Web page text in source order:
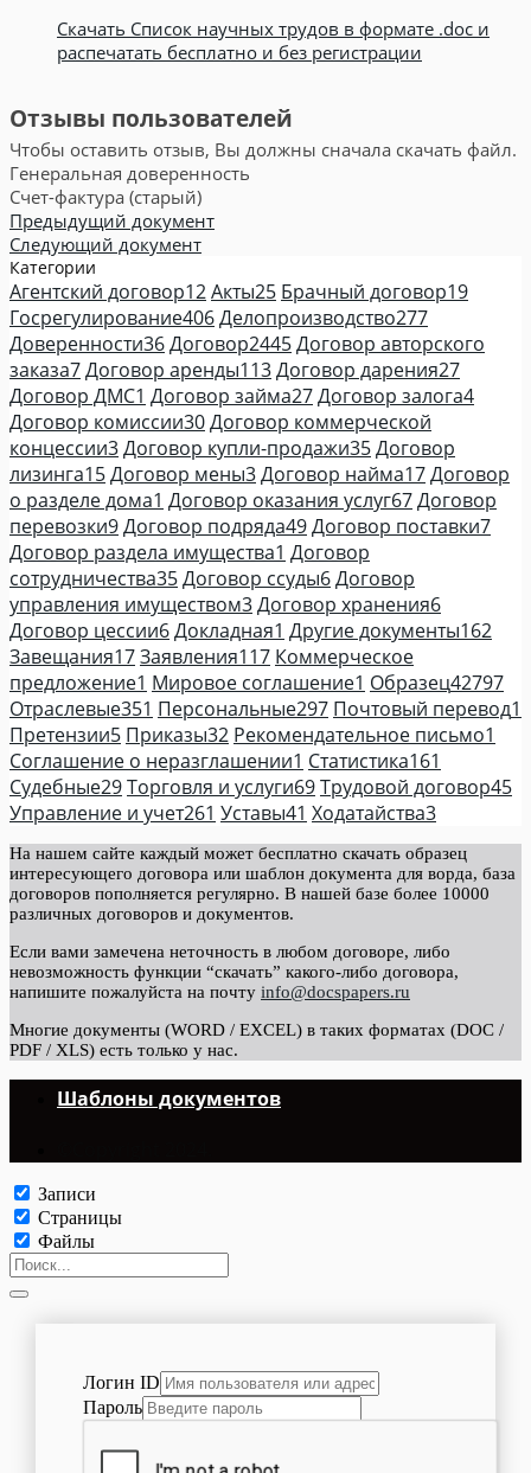
Скачать Список научных трудов в формате .doc и
распечатать бесплатно и без регистрации
Отзывы пользователей
Чтобы оставить отзыв, Вы должны сначала скачать файл.
Генеральная доверенность
Счет-фактура (старый)
Предыдущий документ
Следующий документ
Категории
Агентский договор12Акты25 Брачный договор19
Госрегулирование406Делопроизводство277
Доверенности36Договор2445Договор авторского
заказа7Договор аренды113Договор дарения27
Договор ДМС1 Договор займа27Договор залога4
Договор комиссии30Договор коммерческой
концессии3Договор купли-продажи35Договор
лизинга15Договор мены3Договор найма17Договор
о разделе дома1 Договор оказания услуг67Договор
перевозки9Договор подряда49Договор поставки7
Договор раздела имущества1 Договор
сотрудничества35Договор ссуды6Договор
управления имуществом3Договор хранения6
Договор цессии6Докладная1 Другие документы162
Завещания17Заявления117 Коммерческое
предложение1 Мировое соглашение1 Образец42797
Отраслевые351 Персональные297 Почтовый перевод1
Претензии5 Приказы32 Рекомендательное письмо1
Соглашение о неразглашении1 Статистика161
Судебные29Торговля и услуги69Трудовой договор45
Управление и учет261 Уставы41 Ходатайства3
На нашем сайте каждый может бесплатно скачать образец
интересующего договора или шаблон документа для ворда, база
договоров пополняется регулярно. В нашей базе более 10000
различных договоров и документов.
Если вами замечена неточность в любом договоре, либо
невозможность функции “скачать” какого-либо договора,
напишите пожалуйста на почту info@docspapers.ru
Многие документы (WORD / EXCEL) в таких форматах (DOC /
PDF / XLS) есть только у нас.
Шаблоны документов
Записи
Страницы
Файлы
Логин ID
Пароль